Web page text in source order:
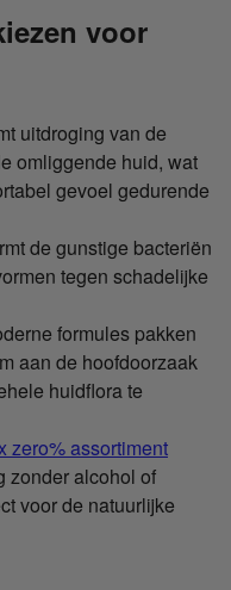
voor
uitdroging van de
omliggende huid, wat
gevoel gedurende
de gunstige bacteriën
tegen schadelijke
formules pakken
aan de hoofdoorzaak
huidflora te
zero% assortiment
zonder alcohol of
voor de natuurlijke